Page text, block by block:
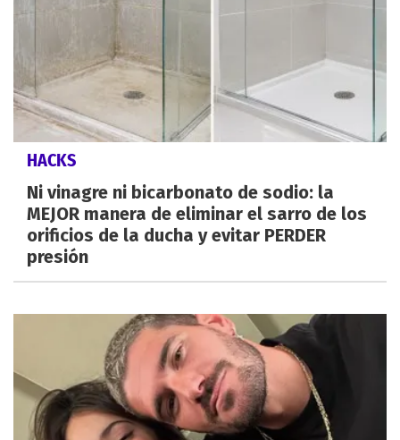
HACKS
Ni vinagre ni bicarbonato de sodio: la
MEJOR manera de eliminar el sarro de los
orificios de la ducha y evitar PERDER
presión